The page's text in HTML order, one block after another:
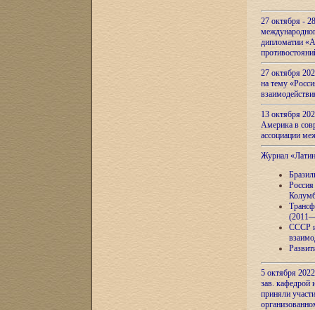
27 октября -
дипломатии
27 октября
на тему
13 октября
Америка в
ассоциации
Журнал
СССР и
5 октября
зав.
приняли